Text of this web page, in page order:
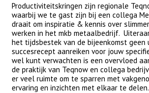
Productiviteitskringen zijn regionale
waarbij we te gast zijn bij een collega
draait om inspiratie & kennis over
werken in het mkb metaalbedrijf.
het tijdsbestek van de bijeenkomst geen
succesrecept aanreiken voor jouw
wel kunt verwachten is een overvloed
de praktijk van Teqnow en collega
er veel ruimte om te sparren met
ervaring en inzichten met elkaar te delen.